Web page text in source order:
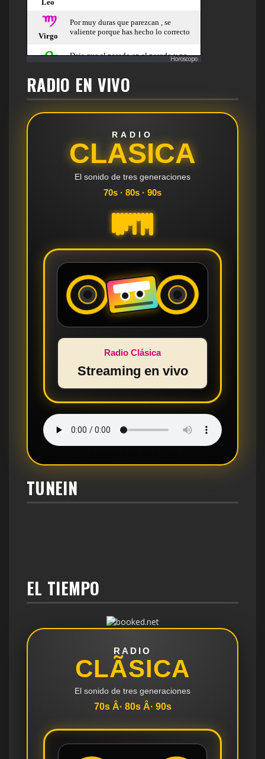
Horoscopo
RADIO EN VIVO
RADIO
CLASICA
El sonido de tres generaciones
70s · 80s · 90s
Radio Clásica
Streaming en vivo
TUNEIN
EL TIEMPO
RADIO
CLÃSICA
El sonido de tres generaciones
70s Â· 80s Â· 90s